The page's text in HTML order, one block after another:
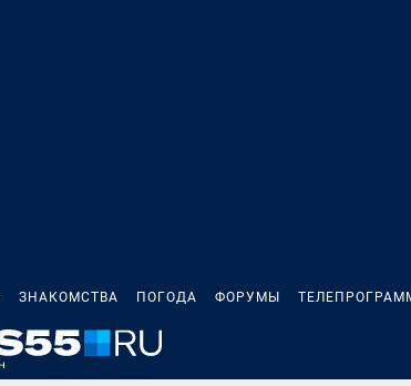
ЗНАКОМСТВА ПОГОДА ФОРУМЫ